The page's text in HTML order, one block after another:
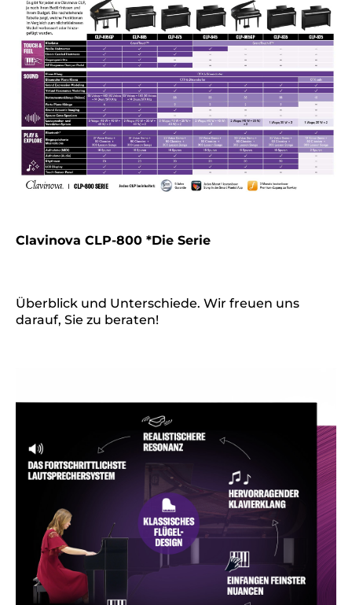
Clavinova CLP-800 *Die Serie
Überblick und Unterschiede. Wir freuen uns
darauf, Sie zu beraten!